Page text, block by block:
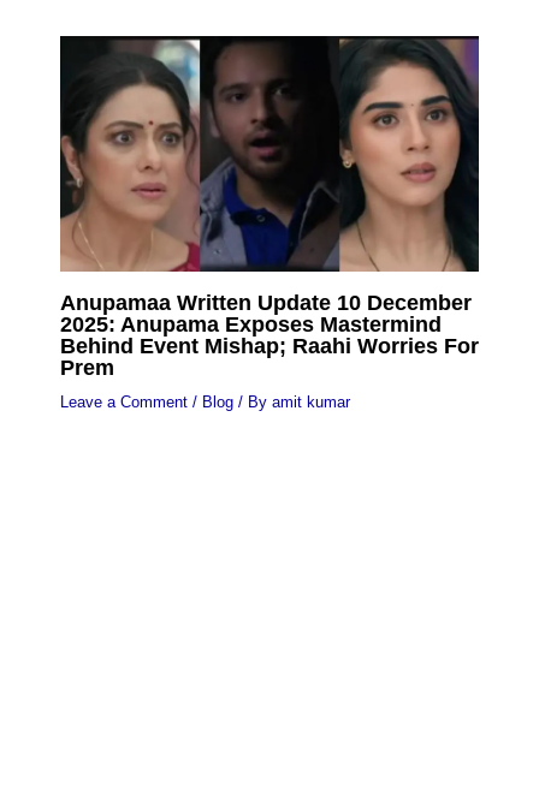
Anupamaa Written Update 10 December
2025: Anupama Exposes Mastermind
Behind Event Mishap; Raahi Worries For
Prem
Leave a Comment / Blog/ By amit kumar